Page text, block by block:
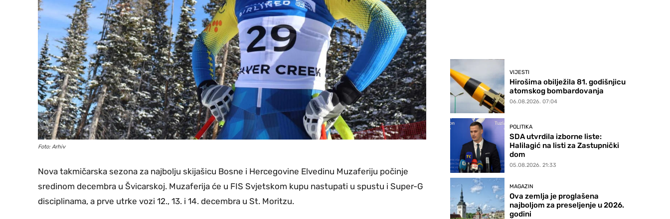
Foto: Arhiv
Nova takmičarska sezona za najbolju skijašicu Bosne i Hercegovine Elvedinu Muzaferiju počinje
sredinom decembra u Švicarskoj. Muzaferija će u FIS Svjetskom kupu nastupati u spustu i Super-G
disciplinama, a prve utrke vozi 12., 13. i 14. decembra u St. Moritzu.
VIJESTI
Hirošima obilježila 81. godišnjicu
atomskog bombardovanja
06.08.2026. 07:04
POLITIKA
SDA utvrdila izborne liste:
Halilagić na listi za Zastupnički
dom
05.08.2026. 21:33
MAGAZIN
Ova zemlja je proglašena
najboljom za preseljenje u 2026.
godini